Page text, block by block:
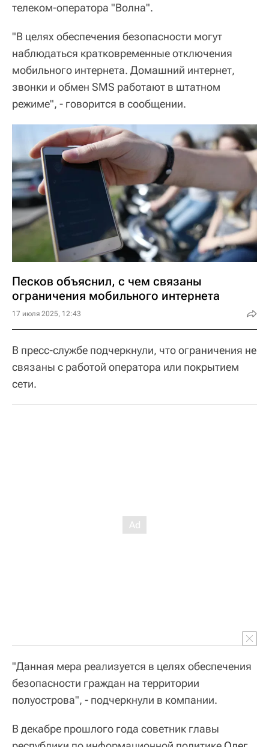
телеком-оператора "Волна".
"В целях обеспечения безопасности могут
наблюдаться кратковременные отключения
мобильного интернета. Домашний интернет,
звонки и обмен SMS работают в штатном
режиме", - говорится в сообщении.
Песков объяснил, с чем связаны
ограничения мобильного интернета
17 июля 2025, 12:43
В пресс-службе подчеркнули, что ограничения не
связаны с работой оператора или покрытием
сети.
"Данная мера реализуется в целях обеспечения
безопасности граждан на территории
полуострова", - подчеркнули в компании.
В декабре прошлого года советник главы